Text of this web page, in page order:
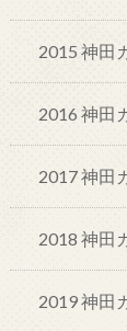
2015 神田
2016 神田
2017 神田
2018 神田
2019 神田